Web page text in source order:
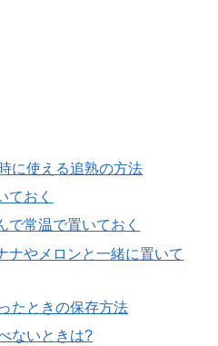
に使える追熟の方法
ておく
で常温で置いておく
ナやメロンと一緒に置いて
たときの保存方法
ないときは?